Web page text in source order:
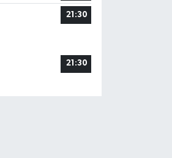
21:30
21:30